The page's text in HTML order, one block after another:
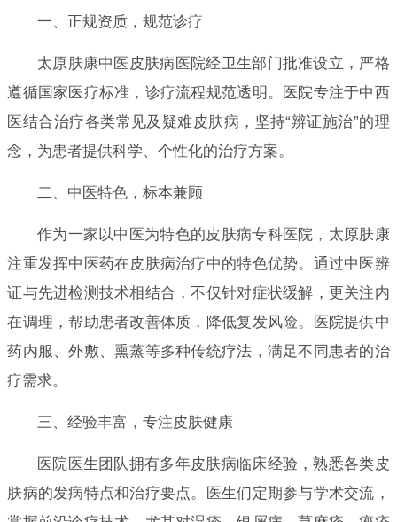
一、正规资质，规范诊疗
太原肤康中医皮肤病医院经卫生部门批准设立，严格
遵循国家医疗标准，诊疗流程规范透明。医院专注于中西
医结合治疗各类常见及疑难皮肤病，坚持“辨证施治”的理
念，为患者提供科学、个性化的治疗方案。
二、中医特色，标本兼顾
作为一家以中医为特色的皮肤病专科医院，太原肤康
注重发挥中医药在皮肤病治疗中的特色优势。通过中医辨
证与先进检测技术相结合，不仅针对症状缓解，更关注内
在调理，帮助患者改善体质，降低复发风险。医院提供中
药内服、外敷、熏蒸等多种传统疗法，满足不同患者的治
疗需求。
三、经验丰富，专注皮肤健康
医院医生团队拥有多年皮肤病临床经验，熟悉各类皮
肤病的发病特点和治疗要点。医生们定期参与学术交流，